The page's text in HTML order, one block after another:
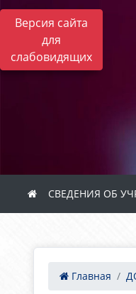
Версия сайта
для
слабовидящих
СВЕДЕНИЯ ОБ
Главная